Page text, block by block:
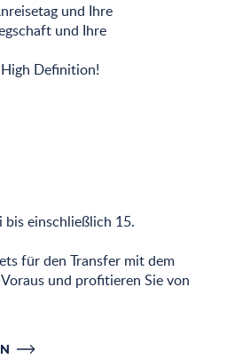
und Ihre
und Ihre
Definition!
einschließlich 15.
für den Transfer mit dem
und profitieren Sie von